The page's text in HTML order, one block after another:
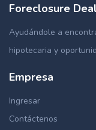
Foreclosure
Ayudándole a
hipotecaria y
Empresa
Ingresar
Contáctenos